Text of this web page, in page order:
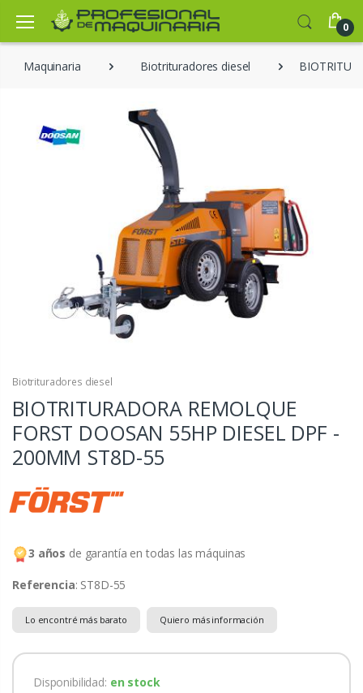
0
Maquinaria Biotrituradores diesel
Biotrituradores diesel
BIOTRITURADORA REMOLQUE
FORST DOOSAN 55HP DIESEL DPF -
200MM ST8D-55
3 años de garantía en todas las máquinas
Referencia: ST8D-55
Lo encontré más barato Quiero más información
Disponibilidad: en stock